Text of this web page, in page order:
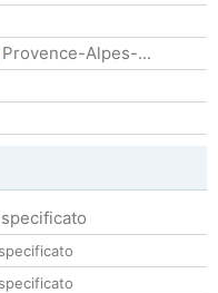
Provence-Alpes-...